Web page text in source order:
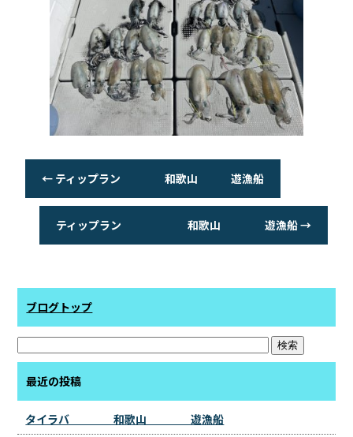
← ティップラン 和歌山 遊漁船
ティップラン 和歌山 遊漁船→
ブログトップ
最近の投稿
タイラバ 和歌山 遊漁船